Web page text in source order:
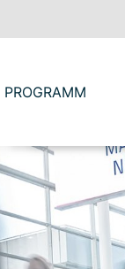
PROGRAMM